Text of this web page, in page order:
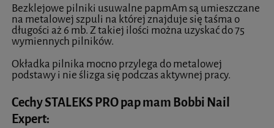
Bezklejowe pilniki usuwalne papmAm są umieszczane
na metalowej szpuli na której znajduje się taśma o
długości aż 6 mb. Z takiej ilości można uzyskać do 75
wymiennych pilników.
Okładka pilnika mocno przylega do metalowej
podstawy i nie ślizga się podczas aktywnej pracy.
Cechy STALEKS PRO pap mam Bobbi Nail
Expert: